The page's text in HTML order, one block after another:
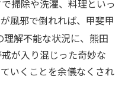
掃除や洗濯、料理といっ
風邪で倒れれば、甲斐甲
理解不能な状況に、熊田
が入り混じった奇妙な
いくことを余儀なくされ